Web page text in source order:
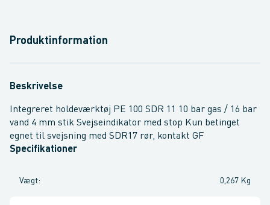
Produktinformation
Beskrivelse
Integreret holdeværktøj PE 100 SDR 11 10 bar gas / 16 bar
vand 4 mm stik Svejseindikator med stop Kun betinget
egnet til svejsning med SDR17 rør, kontakt GF
Specifikationer
Vægt: 0,267 Kg